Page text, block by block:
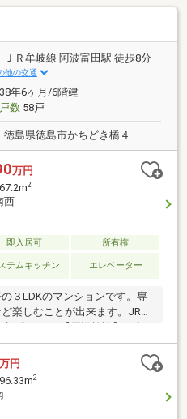
ＪＲ牟岐線 阿波富田駅 徒歩8分
他の交通
年6ヶ月/6階建
数58戸
徳島県徳島市かちどき橋４
万円
2
西
即入居可
所有権
テムキッチン エレベーター
３LDKのマンションです。専
楽しむことが出来ます。JR牟
）・富田中学校457ｍ（徒歩6
ｍ（徒歩5分）※売買価格は
売買価格に含まれておりませ
万円
2